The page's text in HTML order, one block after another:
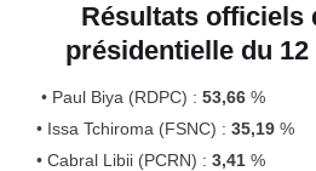
Résultats officiels
présidentielle du
• Paul Biya (RDPC) : 53,66 %
• Issa Tchiroma (FSNC) : 35,19 %
• Cabral Libii (PCRN) : 3,41 %